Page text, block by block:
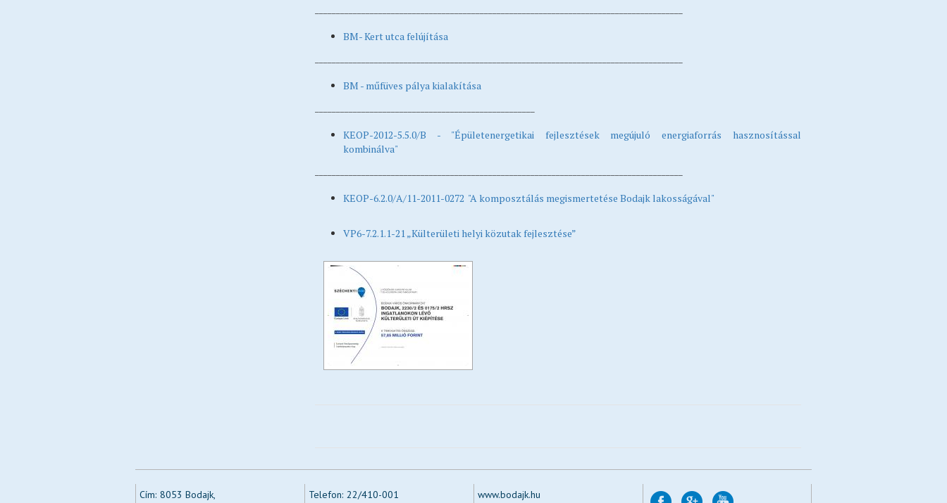
BM- Kert utca felújítása
BM - műfüves pálya kialakítása
KEOP-2012-5.5.0/B - "Épületenergetikai fejlesztések megújuló energiaforrás hasznosítással
kombinálva"
KEOP-6.2.0/A/11-2011-0272 "A komposztálás megismertetése Bodajk lakosságával"
VP6-7.2.1.1-21 „Külterületi helyi közutak fejlesztése”
Cím: 8053 Bodajk,
Telefon: 22/410-001
www.bodajk.hu